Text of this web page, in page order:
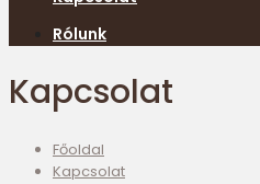
Rólunk
Kapcsolat
Főoldal
Kapcsolat